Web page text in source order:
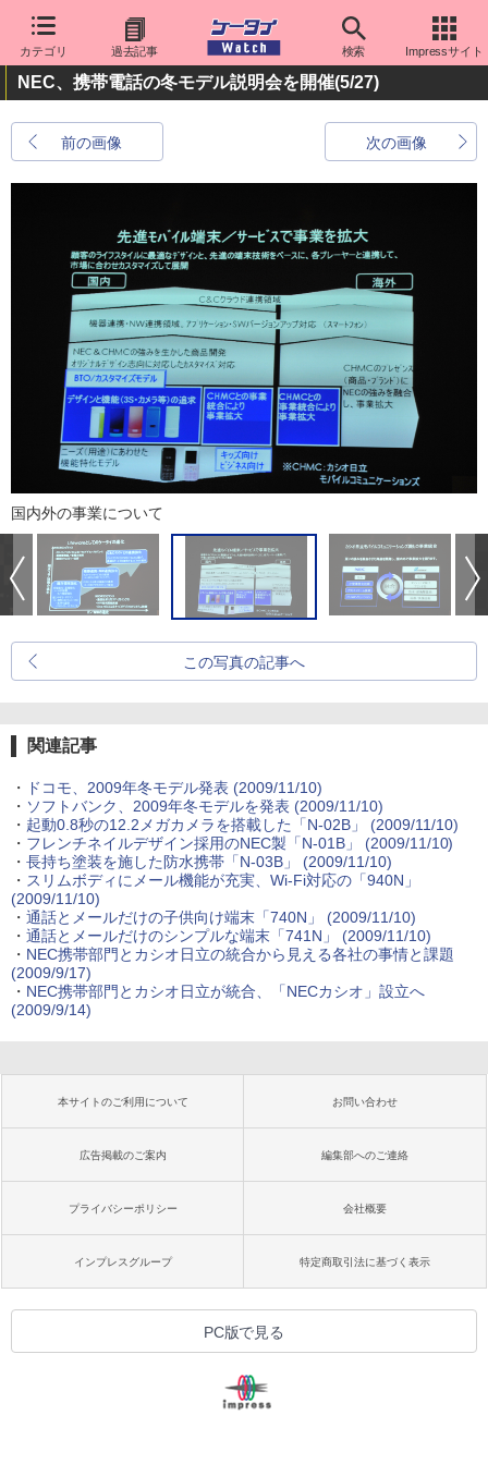
カテゴリ 過去記事 検索 Impressサイト
NEC、携帯電話の冬モデル説明会を開催(5/27)
前の画像 次の画像
国内外の事業について
この写真の記事へ
関連記事
・ ドコモ、2009年冬モデル発表 (2009/11/10)
・ ソフトバンク、2009年冬モデルを発表 (2009/11/10)
・ 起動0.8秒の12.2メガカメラを搭載した「N-02B」
(2009/11/10)
・ フレンチネイルデザイン採用のNEC製「N-01B」
(2009/11/10)
・ 長持ち塗装を施した防水携帯「N-03B」
(2009/11/10)
・ スリムボディにメール機能が充実、Wi-Fi対応の「940N」
(2009/11/10)
・ 通話とメールだけの子供向け端末「740N」
(2009/11/10)
・ 通話とメールだけのシンプルな端末「741N」
(2009/11/10)
・ NEC携帯部門とカシオ日立の統合から見える各社の事情と課題
(2009/9/17)
・ NEC携帯部門とカシオ日立が統合、「NECカシオ」設立へ
(2009/9/14)
本サイトのご利用について お問い合わせ
広告掲載のご案内 編集部へのご連絡
プライバシーポリシー 会社概要
インプレスグループ 特定商取引法に基づく表示
PC版で見る